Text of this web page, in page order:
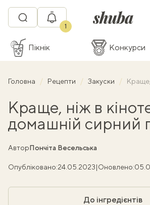
1
Пікнік Конкурси
Головна Рецепти Закуски Краще, ніж в
Краще, ніж в
домашній сирний
АвторПончіта Весельська
Опубліковано:24.05.2023|Оновлено:
До інгредієнтів